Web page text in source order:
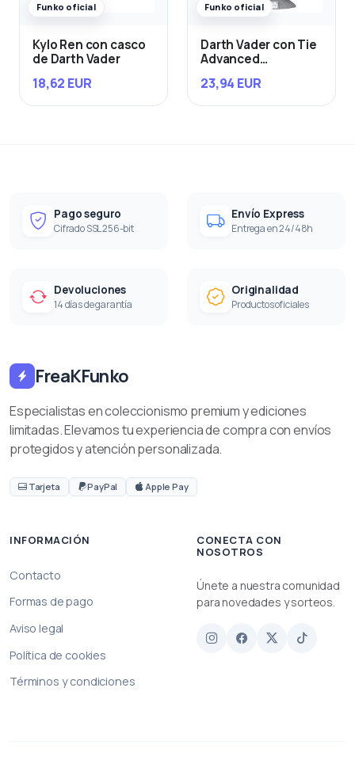
Funko oficial
Kylo Ren con casco
de Darth Vader
18,62 EUR
Funko oficial
Darth Vader con Tie
Advanced
23,94 EUR
Pago seguro
Cifrado SSL 256-bit
Envío Express
Entrega en 24/48h
Devoluciones
14 días de garantía
Originalidad
Productos oficiales
FreaKFunko
Especialistas en coleccionismo premium y ediciones
limitadas. Elevamos tu experiencia de compra con envíos
protegidos y atención personalizada.
Tarjeta PayPal Apple Pay
INFORMACIÓN
Contacto
Formas de pago
Aviso legal
Política de cookies
Términos y condiciones
CONECTA CON
NOSOTROS
Únete a nuestra comunidad
para novedades y sorteos.